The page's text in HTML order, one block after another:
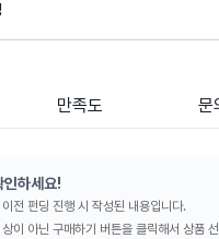
만족도 문
인하세요!
전 펀딩 진행 시 작성된 내용입니다.
이 아닌 구매하기 버튼을 클릭해서 상품